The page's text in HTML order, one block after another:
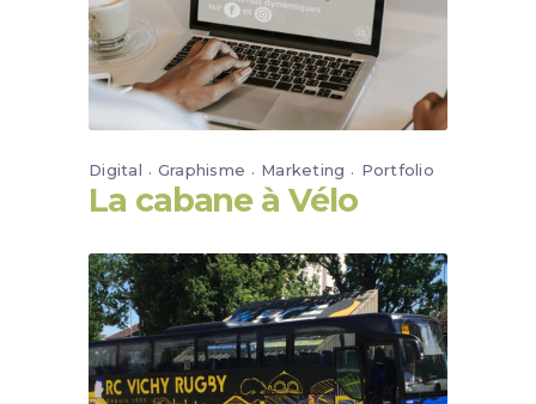
Digital Graphisme Marketing Portfolio
La cabane à Vélo